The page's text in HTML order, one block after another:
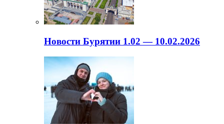
Новости Бурятии 1.02 — 10.02.2026